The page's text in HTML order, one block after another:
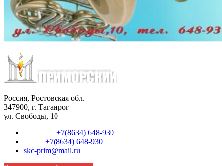
Россия, Ростовская обл.
347900, г. Таганрог
ул. Свободы, 10
+7(8634) 648-930
+7(8634) 648-930
skc-prim@mail.ru